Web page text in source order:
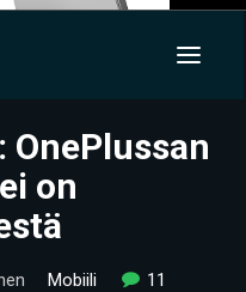
on
Mobiili 11